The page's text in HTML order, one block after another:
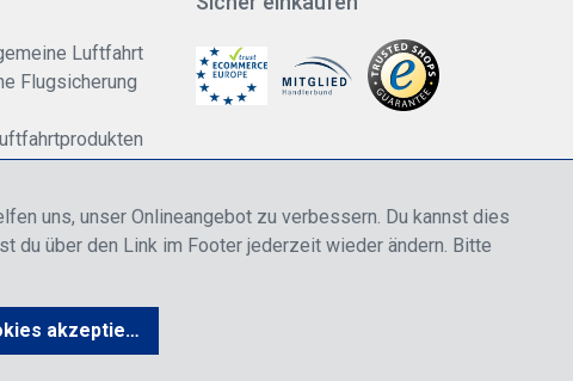
Luftfahrt
Flugsicherung
zzgl.
uns, unser Onlineangebot zu verbessern. Du kannst dies
du über den Link im Footer jederzeit wieder ändern. Bitte
akzeptieren